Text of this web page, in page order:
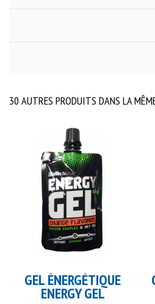
30 AUTRES PRODUITS DANS LA
GEL ÉNERGÉTIQUE
ENERGY GEL